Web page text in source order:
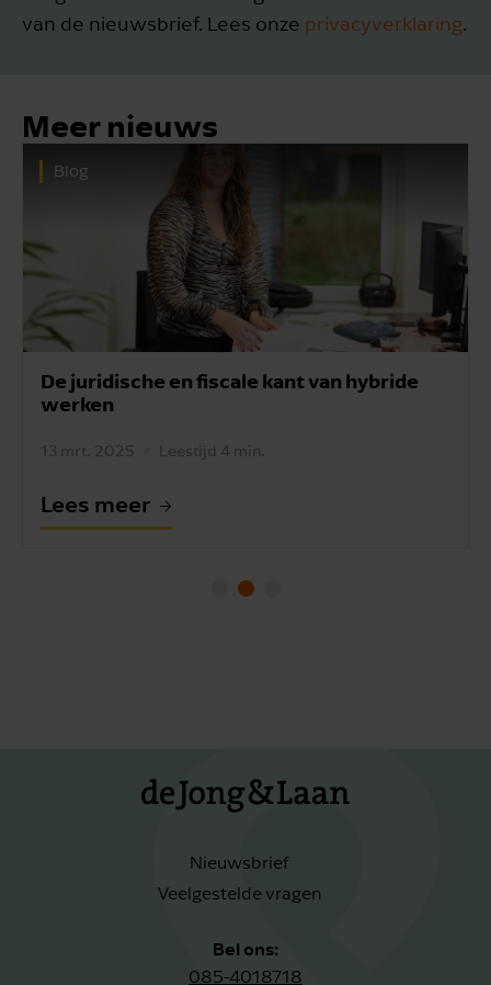
van de nieuwsbrief. Lees onze privacyverklaring.
Meer nieuws
Blog
De juridische en fiscale kant van hybride
werken
13 mrt. 2025 Leestijd 4 min.
Lees meer
Nieuwsbrief
Veelgestelde vragen
Bel ons:
085-4018718